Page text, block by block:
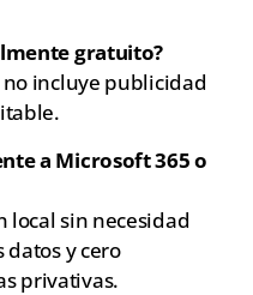
gratuito?
incluye publicidad
a Microsoft 365 o
local sin necesidad
y cero
privativas.